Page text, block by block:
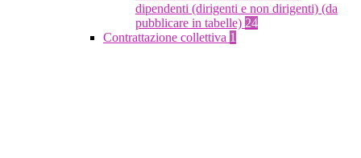
dipendenti (dirigenti e non dirigenti) (da
pubblicare in tabelle) 24
Contrattazione collettiva 1